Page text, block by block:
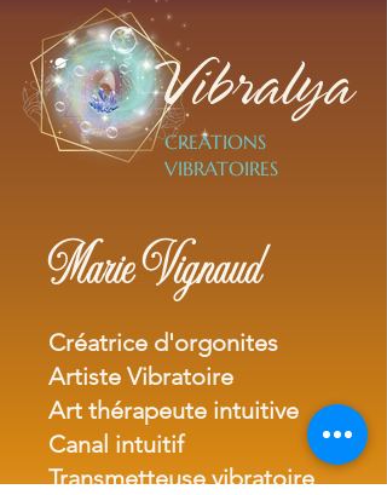
Vibralya
CREATIONS
VIBRATOIRES
Marie Vignaud
Créatrice d'orgonites
Artiste Vibratoire
Art thérapeute intuitive
Canal intuitif
Transmetteuse vibratoire